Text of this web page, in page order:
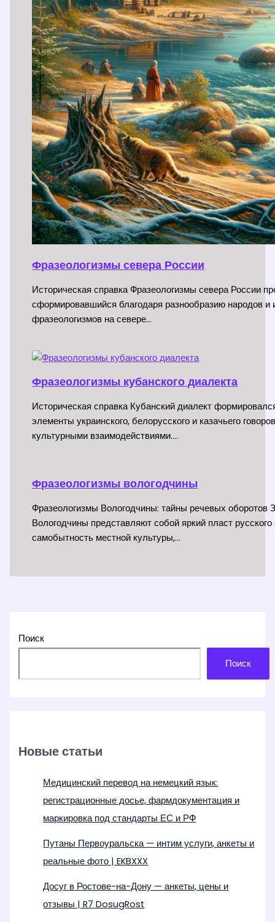
Фразеологизмы севера России
Историческая справка Фразеологизмы севера России
сформировавшийся благодаря разнообразию народов
фразеологизмов на севере…
Фразеологизмы кубанского диалекта
Историческая справка Кубанский диалект
элементы украинского, белорусского и казачьего
культурными взаимодействиями.…
Фразеологизмы вологодчины
Фразеологизмы Вологодчины: тайны речевых оборотов
Вологодчины представляют собой яркий пласт
самобытность местной культуры,…
Поиск
Поиск
Новые статьи
Медицинский перевод на немецкий язык:
регистрационные досье, фармдокументация и
маркировка под стандарты ЕС и РФ
Путаны Первоуральска — интим услуги, анкеты и
реальные фото | EKBXXX
Досуг в Ростове-на-Дону — анкеты, цены и
отзывы | R7 DosugRost